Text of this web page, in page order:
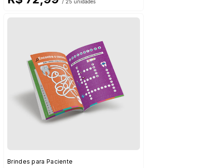
/ 25 unidades
Brindes para Paciente